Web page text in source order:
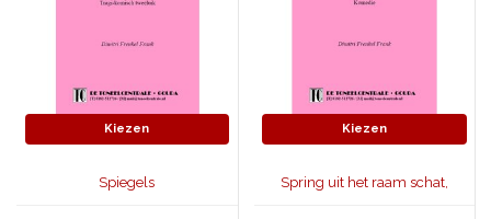
Kiezen
Spiegels
Kiezen
Spring uit het raam schat,